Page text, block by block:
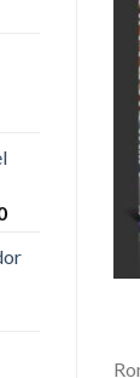
Current
is: